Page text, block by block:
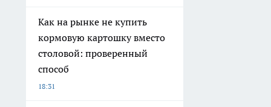
Как на рынке не купить
кормовую картошку вместо
столовой: проверенный
способ
18:31